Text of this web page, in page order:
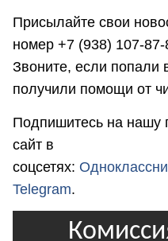
Присылайте свои
номер +7 (938) 107-
Звоните, если попали
получили помощи от
Подпишитесь на нашу
сайт в
соцсетях:
Telegram.